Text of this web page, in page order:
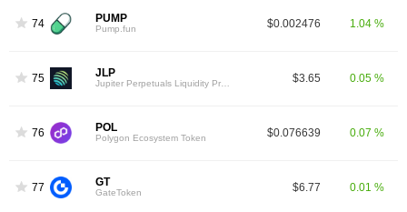
74 PUMP
Pump.fun $0.002476 1.04 %
75 JLP $3.65 0.05 %
76 POL
Polygon Ecosystem Token $0.076639 0.07 %
77 GT
GateToken $6.77 0.01 %